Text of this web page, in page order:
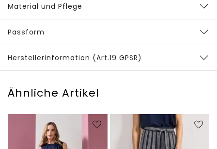
Material und Pflege
Passform
Herstellerinformation (Art.19 GPSR)
Ähnliche Artikel